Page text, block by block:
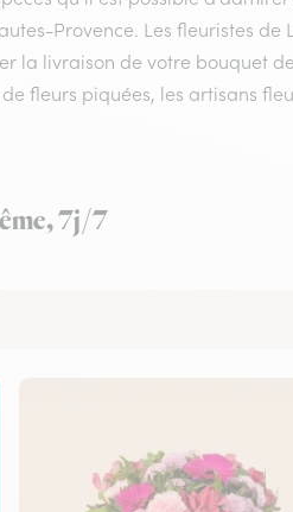
Provence. Les fleuristes de
la livraison de votre bouquet
fleurs piquées, les artisans
7j/7